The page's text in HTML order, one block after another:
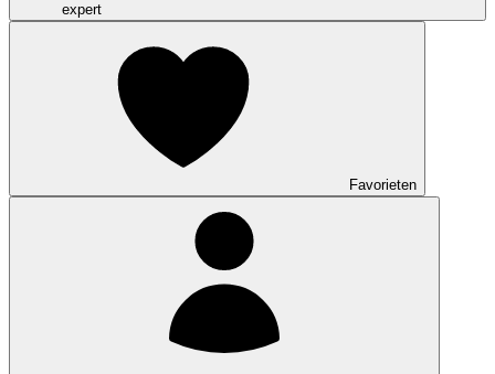
expert
Favorieten